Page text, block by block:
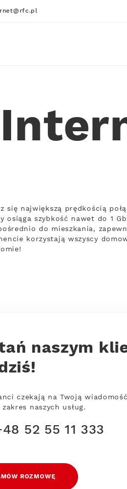
się największą prędkością
osiąga szybkość nawet do 1
do mieszkania,
korzystają wszyscy
naszym
czekają na Twoją
naszych usług.
52 55 11 333
ROZMOWĘ